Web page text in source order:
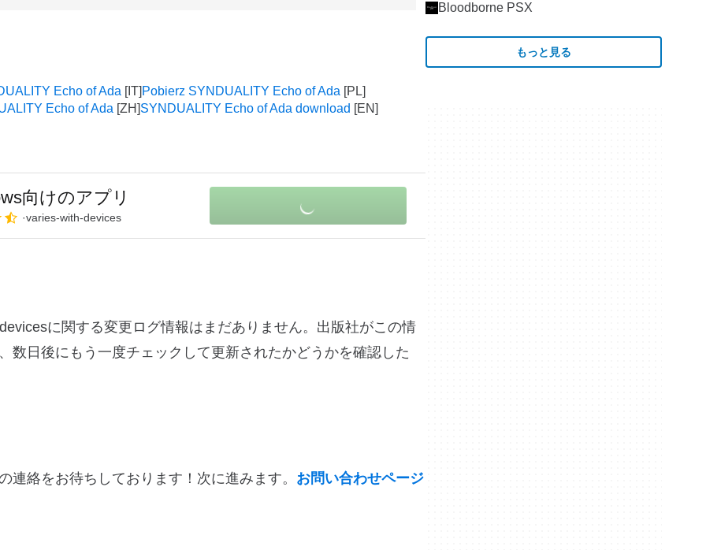
Echo of Ada
Pobierz SYNDUALITY Echo of Ada
Echo of Ada
SYNDUALITY Echo of Ada download
向けのアプリ
varies-with-devices
に関する変更ログ情報はまだありません。出版社がこの情
数日後にもう一度チェックして更新されたかどうかを確認した
絡をお待ちしております！次に進みます。 お問い合わせページ
Bloodborne PSX
もっと見る